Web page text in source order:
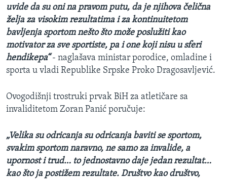
uvide da su oni na pravom putu, da je njihova čelična
želja za visokim rezultatima i za kontinuitetom
bavljenja sportom nešto što može poslužiti kao
motivator za sve sportiste, pa i one koji nisu u sferi
hendikepa“- naglašava ministar porodice, omladine i
sporta u vladi Republike Srpske Proko Dragosavljević.
Ovogodišnji trostruki prvak BiH za atletičare sa
invaliditetom Zoran Panić poručuje:
„Velika su odricanja su odricanja baviti se sportom,
svakim sportom naravno, ne samo za invalide, a
upornost i trud… to jednostavno daje jedan rezultat…
kao što ja postižem rezultate. Društvo kao društvo,